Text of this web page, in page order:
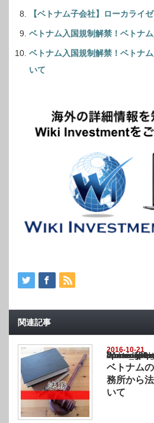
【ベトナム子会社】ローカライ
ベトナム入国規制解禁！ベトナ
ベトナム入国規制解禁！ベトナ
いて
関連記事
2016-10-21
Warning
: Undefined array key
/home/netst/kuno-
on line183
ベトナム
務所から
いて